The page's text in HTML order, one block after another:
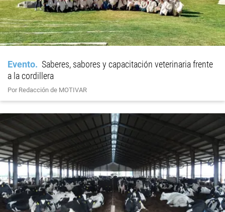
Evento
Saberes, sabores y capacitación veterinaria frente
a la cordillera
Por Redacción de MOTIVAR